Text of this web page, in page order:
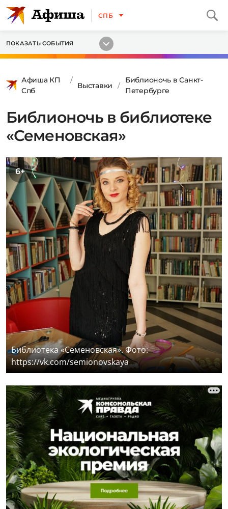
СПБ
ПОКАЗАТЬ СОБЫТИЯ
Афиша КП
Спб
Выставки
Библионочь в Санкт-
Петербурге
Библионочь в библиотеке
«Семеновская»
6+
Библиотека «Семеновская». Фото:
https://vk.com/semionovskaya